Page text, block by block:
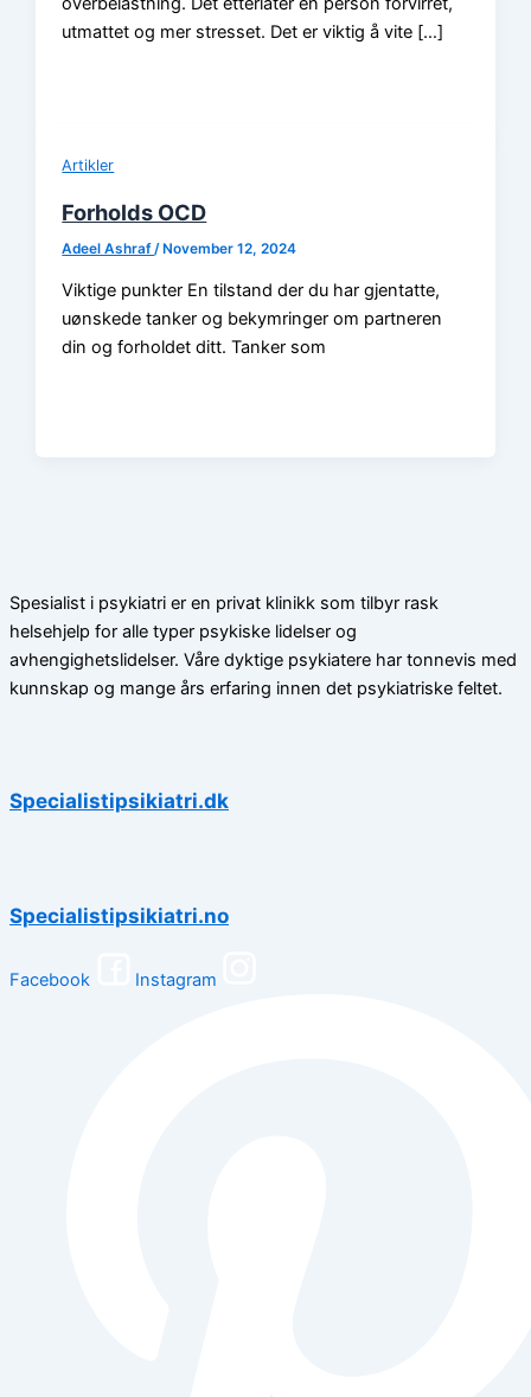
utmattet og mer stresset. Det er viktig å vite […]
Artikler
Forholds OCD
Adeel Ashraf/November 12, 2024
Viktige punkter En tilstand der du har gjentatte,
uønskede tanker og bekymringer om partneren
din og forholdet ditt. Tanker som
Spesialist i psykiatri er en privat klinikk som tilbyr rask
helsehjelp for alle typer psykiske lidelser og
avhengighetslidelser. Våre dyktige psykiatere har tonnevis med
kunnskap og mange års erfaring innen det psykiatriske feltet.
Specialistipsikiatri.dk
Specialistipsikiatri.no
Facebook Instagram